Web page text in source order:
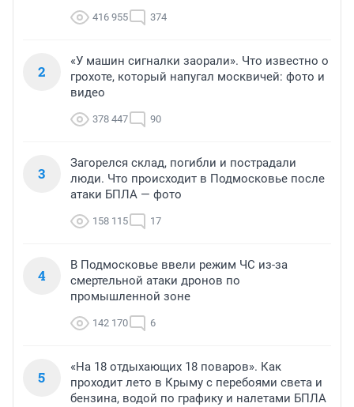
416 955 374
2
«У машин сигналки заорали». Что известно о
грохоте, который напугал москвичей: фото и
видео
378 447 90
3
Загорелся склад, погибли и пострадали
люди. Что происходит в Подмосковье после
атаки БПЛА — фото
158 115 17
4
В Подмосковье ввели режим ЧС из-за
смертельной атаки дронов по
промышленной зоне
142 170 6
5
«На 18 отдыхающих 18 поваров». Как
проходит лето в Крыму с перебоями света и
бензина, водой по графику и налетами БПЛА